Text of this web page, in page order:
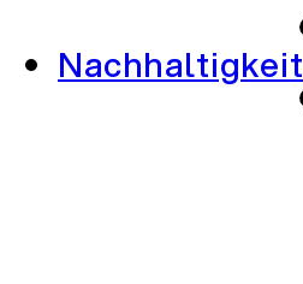
Nachhaltigkeit